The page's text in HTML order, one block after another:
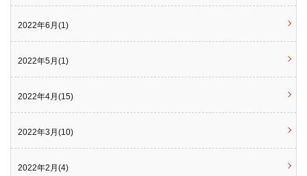
2022年6月(1)
2022年5月(1)
2022年4月(15)
2022年3月(10)
2022年2月(4)